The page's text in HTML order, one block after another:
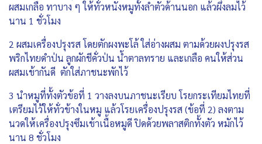
ผสมเกลือ ทาบาง ๆ ให้ทั่วหนังหมูทั้งลำตัวด้านนอก แล้วผึ่งลมไว้
นาน 1 ชั่วโมง
2 ผสมเครื่องปรุงรส โดยตักผงพะโล้ ใส่อ่างผสม ตามด้วยผงปรุงรส
พริกไทยดำป่น ลูกผักชีคั่วป่น น้ำตาลทราย และเกลือ คนให้ส่วน
ผสมเข้ากันดี ตักใส่ภาชนะพักไว้
3 นำหมูที่ทั้งตัวข้อที่ 1 วางลงบนภาชนะเรียบ โรยกระเทียมไทยที่
เตรียมไว้ให้ทั่วข้างในหมู แล้วโรยเครื่องปรุงรส (ข้อที่ 2) ลงตาม
นวดให้เครื่องปรุงซึมเข้าเนื้อหมูดี ปิดด้วยพลาสติกทั้งตัว หมักไว้
นาน 8 ชั่วโมง